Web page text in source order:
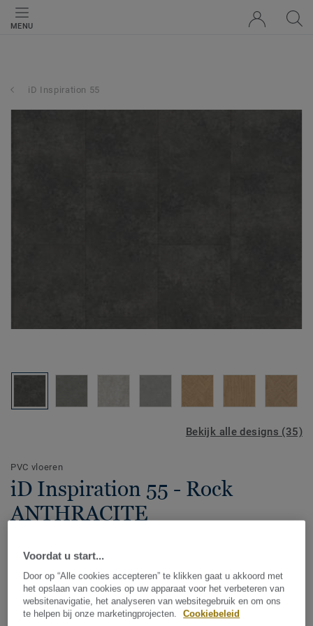
MENU
iD Inspiration 55
Bekijk alle designs (35)
PVC vloeren
iD Inspiration 55 - Rock
ANTHRACITE
Het materiaal is soepel en stevig in één. Hierdoor is het
bijzonder geschikt voor jouw woonkamer, maar ook voor
koudere ruimtes of ruimtes waar de temperatuur nog wel
eens flink kan schommelen. De keuken, hal of gang
Toon meer
Voordat u start...
Door op “Alle cookies accepteren” te klikken gaat u akkoord met
het opslaan van cookies op uw apparaat voor het verbeteren van
websitenavigatie, het analyseren van websitegebruik en om ons
te helpen bij onze marketingprojecten.
Cookiebeleid